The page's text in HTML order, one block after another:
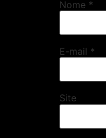
Nome *
E-mail *
Site